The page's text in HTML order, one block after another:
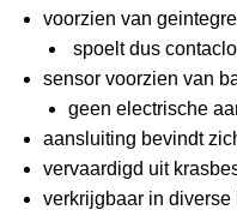
voorzien van
spoelt dus
sensor voorzien van
geen electrische
aansluiting bevindt
vervaardigd uit
verkrijgbaar in diverse